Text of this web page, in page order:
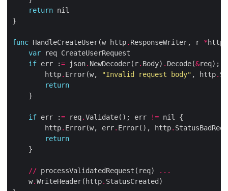
return
func HandleCreateUser(w http. ResponseWriter, r *http
var
if err := json. NewDecoder(r. Body) . Decode(&req);
        http
. Error(w, "Invalid request body" , http.
return
if err := req.Validate(); err !=
        http
. Error(w, err. Error(), http.
return
// processValidatedRequest(req)
...
    w
.WriteHeader(http.